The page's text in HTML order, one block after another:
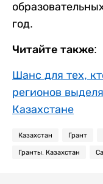
год.
Читайте также:
Шанс для тех,
регионов
Казахстане
Казахстан Грант
Гранты. Казахстан